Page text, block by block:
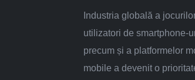
Industria globală a
utilizatori de smartphone-
precum și a platformelor
mobile a devenit o